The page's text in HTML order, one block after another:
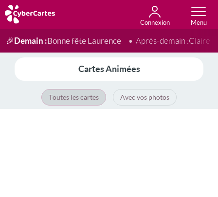
Connexion
Anniversaire
Fête du jour
Amour
Amitié
Merci
Toutes les cartes
🎉Demain :Bonne fête Laurence Après-demain :Claire
Cartes Animées
Toutes les cartes Avec vos photos